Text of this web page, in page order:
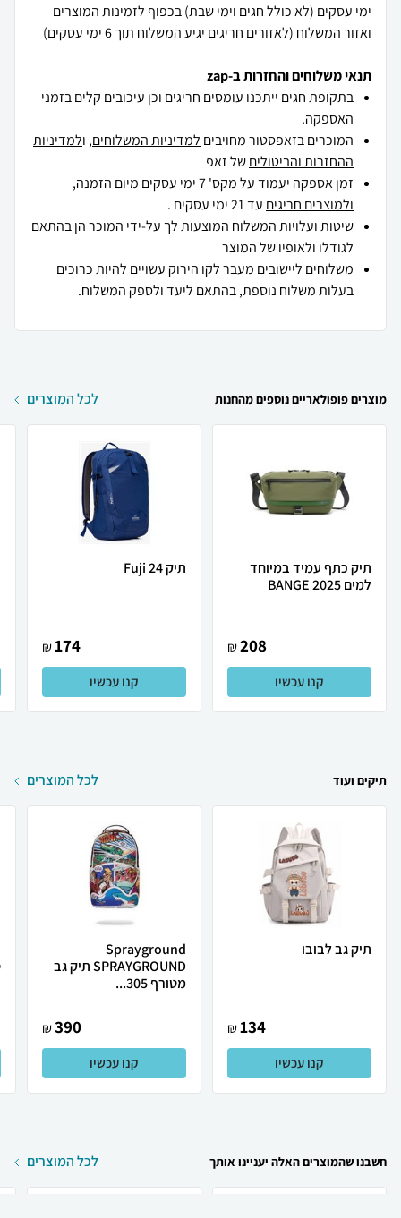
ימי עסקים (לא כולל חגים וימי שבת) בכפוף לזמינות המוצרים
ואזור המשלוח (לאזורים חריגים יגיע המשלוח תוך 6 ימי עסקים)
תנאי משלוחים והחזרות ב-zap
בתקופת חגים ייתכנו עומסים חריגים וכן עיכובים קלים בזמני
האספקה.
המוכרים בזאפסטור מחויבים למדיניות המשלוחים, ולמדיניות
ההחזרות והביטוליםשל זאפ
זמן אספקה יעמוד על מקס' 7 ימי עסקים מיום הזמנה,
ולמוצרים חריגים עד 21 ימי עסקים .
שיטות ועלויות המשלוח המוצעות לך על-ידי המוכר הן בהתאם
לגודלו ולאופיו של המוצר
משלוחים ליישובים מעבר לקו הירוק עשויים להיות כרוכים
בעלות משלוח נוספת, בהתאם ליעד ולספק המשלוח.
מוצרים פופולאריים נוספים מהחנות לכל המוצרים
תיק כתף עמיד במיוחד
למים BANGE 2025
208
₪
קנו עכשיו
תיק Fuji 24
174
₪
קנו עכשיו
תיקים ועוד לכל המוצרים
תיק גב לבובו
134
₪
קנו עכשיו
Sprayground
SPRAYGROUND תיק גב
מטורף 305...
390
₪
קנו עכשיו
חשבנו שהמוצרים האלה יעניינו אותך לכל המוצרים